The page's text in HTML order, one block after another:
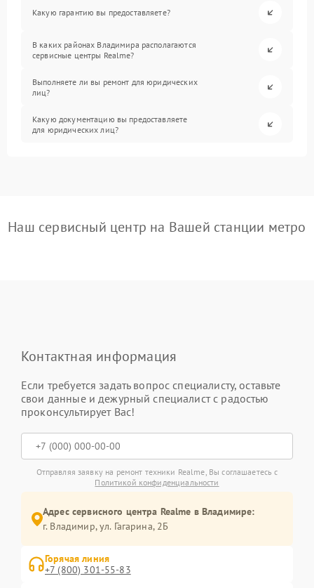
Какую гарантию вы предоставляете?
В каких районах Владимира располагаются
сервисные центры Realme?
Выполняете ли вы ремонт для юридических
лиц?
Какую документацию вы предоставляете
для юридических лиц?
Наш сервисный центр на Вашей станции метро
Контактная информация
Если требуется задать вопрос специалисту, оставьте
свои данные и дежурный специалист с радостью
проконсультирует Вас!
Отправляя заявку на ремонт техники Realme, Вы соглашаетесь с
Политикой конфиденциальности
Адрес сервисного центра Realme в Владимире:
г. Владимир, ул. Гагарина, 2Б
Горячая линия
+7 (800) 301-55-83